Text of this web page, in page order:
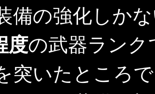
備の強化しか
度の武器ランク
突いたところ